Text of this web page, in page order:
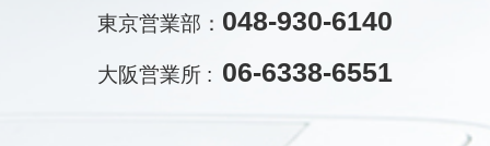
東京営業部： 048-930-6140
大阪営業所 : 06-6338-6551